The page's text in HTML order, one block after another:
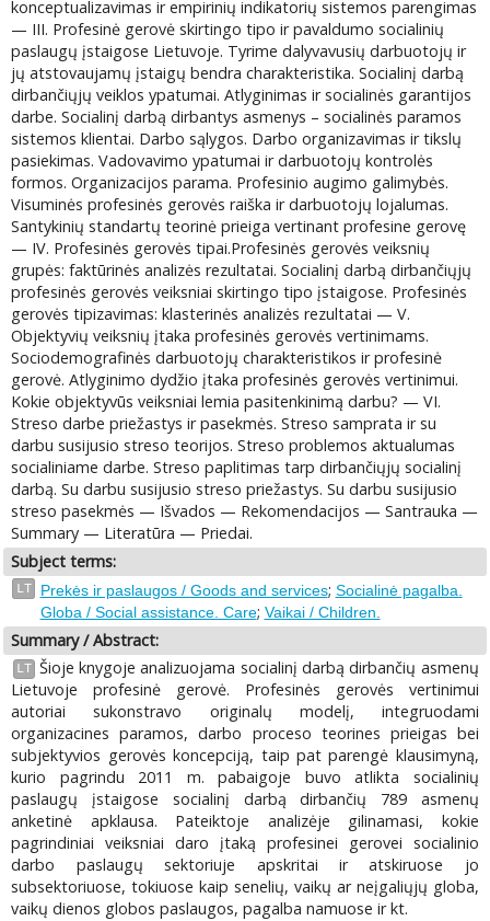
konceptualizavimas ir empirinių indikatorių sistemos parengimas
— III. Profesinė gerovė skirtingo tipo ir pavaldumo socialinių
paslaugų įstaigose Lietuvoje. Tyrime dalyvavusių darbuotojų ir
jų atstovaujamų įstaigų bendra charakteristika. Socialinį darbą
dirbančiųjų veiklos ypatumai. Atlyginimas ir socialinės garantijos
darbe. Socialinį darbą dirbantys asmenys – socialinės paramos
sistemos klientai. Darbo sąlygos. Darbo organizavimas ir tikslų
pasiekimas. Vadovavimo ypatumai ir darbuotojų kontrolės
formos. Organizacijos parama. Profesinio augimo galimybės.
Visuminės profesinės gerovės raiška ir darbuotojų lojalumas.
Santykinių standartų teorinė prieiga vertinant profesine gerovę
— IV. Profesinės gerovės tipai.Profesinės gerovės veiksnių
grupės: faktūrinės analizės rezultatai. Socialinį darbą dirbančiųjų
profesinės gerovės veiksniai skirtingo tipo įstaigose. Profesinės
gerovės tipizavimas: klasterinės analizės rezultatai — V.
Objektyvių veiksnių įtaka profesinės gerovės vertinimams.
Sociodemografinės darbuotojų charakteristikos ir profesinė
gerovė. Atlyginimo dydžio įtaka profesinės gerovės vertinimui.
Kokie objektyvūs veiksniai lemia pasitenkinimą darbu? — VI.
Streso darbe priežastys ir pasekmės. Streso samprata ir su
darbu susijusio streso teorijos. Streso problemos aktualumas
socialiniame darbe. Streso paplitimas tarp dirbančiųjų socialinį
darbą. Su darbu susijusio streso priežastys. Su darbu susijusio
streso pasekmės — Išvados — Rekomendacijos — Santrauka —
Summary — Literatūra — Priedai.
Subject terms:
LT Prekės ir paslaugos / Goods and services; Socialinė pagalba.
Globa / Social assistance. Care; Vaikai / Children.
Summary / Abstract:
LT Šioje knygoje analizuojama socialinį darbą dirbančių asmenų
Lietuvoje profesinė gerovė. Profesinės gerovės vertinimui
autoriai sukonstravo originalų modelį, integruodami
organizacines paramos, darbo proceso teorines prieigas bei
subjektyvios gerovės koncepciją, taip pat parengė klausimyną,
kurio pagrindu 2011 m. pabaigoje buvo atlikta socialinių
paslaugų įstaigose socialinį darbą dirbančių 789 asmenų
anketinė apklausa. Pateiktoje analizėje gilinamasi, kokie
pagrindiniai veiksniai daro įtaką profesinei gerovei socialinio
darbo paslaugų sektoriuje apskritai ir atskiruose jo
subsektoriuose, tokiuose kaip senelių, vaikų ar neįgaliųjų globa,
vaikų dienos globos paslaugos, pagalba namuose ir kt.